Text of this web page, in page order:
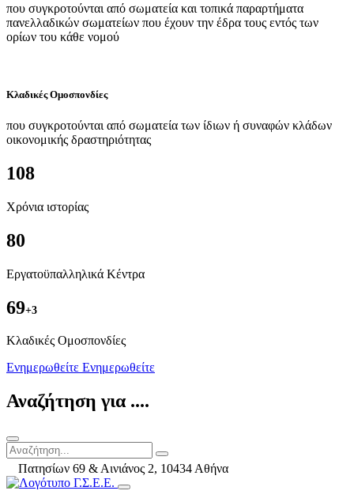
που συγκροτούνται από σωματεία και τοπικά παραρτήματα
πανελλαδικών σωματείων που έχουν την έδρα τους εντός των
ορίων του κάθε νομού
Κλαδικές Ομοσπονδίες
που συγκροτούνται από σωματεία των ίδιων ή συναφών κλάδων
οικονομικής δραστηριότητας
108
Χρόνια ιστορίας
80
Εργατοϋπαλληλικά Κέντρα
69+3
Kλαδικές Ομοσπονδίες
Ενημερωθείτε Ενημερωθείτε
Αναζήτηση για ....
Πατησίων 69 & Αινιάνος 2, 10434 Αθήνα